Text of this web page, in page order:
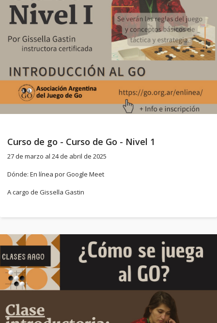
Curso de go - Curso de Go - Nivel 1
27 de marzo al 24 de abril de 2025
Dónde: En línea por Google Meet
A cargo de Gissella Gastin